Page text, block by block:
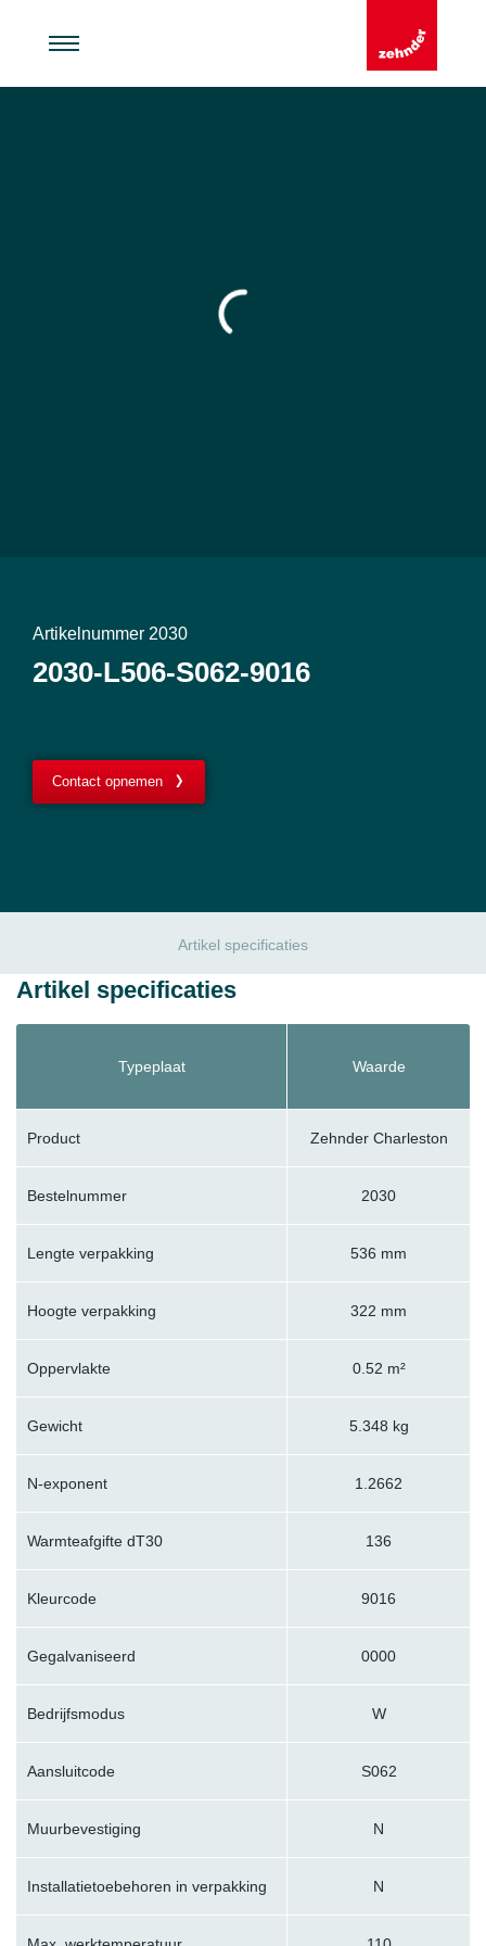
Artikelnummer 2030
2030-L506-S062-9016
Contact opnemen
Artikel specificaties
Artikel specificaties
Typeplaat Waarde
Product Zehnder Charleston
Bestelnummer 2030
Lengte verpakking 536 mm
Hoogte verpakking 322 mm
Oppervlakte 0.52 m²
Gewicht 5.348 kg
N-exponent 1.2662
Warmteafgifte dT30 136
Kleurcode 9016
Gegalvaniseerd 0000
Bedrijfsmodus W
Aansluitcode S062
Muurbevestiging N
Installatietoebehoren in verpakking N